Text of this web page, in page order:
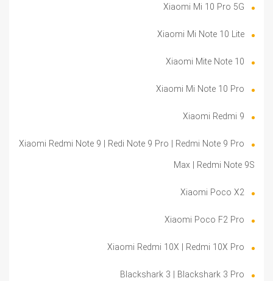
Xiaomi Mi 10 Pro 5G
Xiaomi Mi Note 10 Lite
Xiaomi Mite Note 10
Xiaomi Mi Note 10 Pro
Xiaomi Redmi 9
Xiaomi Redmi Note 9 | Redi Note 9 Pro | Redmi Note 9 Pro
Max | Redmi Note 9S
Xiaomi Poco X2
Xiaomi Poco F2 Pro
Xiaomi Redmi 10X | Redmi 10X Pro
Blackshark 3 | Blackshark 3 Pro